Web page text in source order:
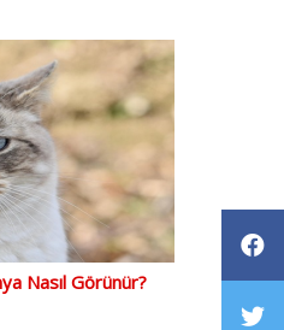
Nasıl Görünür?